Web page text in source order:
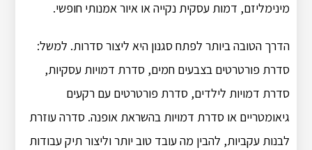
מינימליזם, דמות עסקית נקייה או איור אמנותי חופשי.
הדרך הטובה ביותר לפתח סגנון היא ליצור סדרות. למשל:
סדרת פורטרטים בצבעים חמים, סדרת דמויות עסקיות,
סדרת דמויות לילדים, סדרת פורטרטים עם רקעים
גיאומטריים או סדרת דמויות בהשראת אופנה. סדרה עוזרת
לבנות עקביות, להבין מה עובד טוב יותר וליצור תיק עבודות